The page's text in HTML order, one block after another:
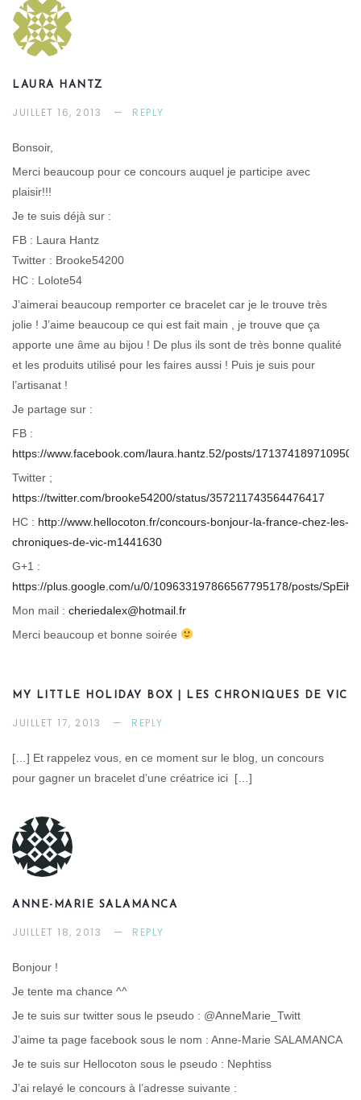
LAURA HANTZ
JUILLET 16, 2013 REPLY
Bonsoir,
Merci beaucoup pour ce concours auquel je participe avec
plaisir!!!
Je te suis déjà sur :
FB : Laura Hantz
Twitter : Brooke54200
HC : Lolote54
J’aimerai beaucoup remporter ce bracelet car je le trouve très
jolie ! J’aime beaucoup ce qui est fait main , je trouve que ça
apporte une âme au bijou ! De plus ils sont de très bonne qualité
et les produits utilisé pour les faires aussi ! Puis je suis pour
l’artisanat !
Je partage sur :
FB :
https://www.facebook.com/laura.hantz.52/posts/171374189710950
Twitter ;
https://twitter.com/brooke54200/status/357211743564476417
HC : http://www.hellocoton.fr/concours-bonjour-la-france-chez-les-
chroniques-de-vic-m1441630
G+1 :
https://plus.google.com/u/0/109633197866567795178/posts/
Mon mail : cheriedalex@hotmail.fr
Merci beaucoup et bonne soirée
MY LITTLE HOLIDAY BOX | LES CHRONIQUES DE VIC
JUILLET 17, 2013 REPLY
[…] Et rappelez vous, en ce moment sur le blog, un concours
pour gagner un bracelet d’une créatrice ici […]
ANNE-MARIE SALAMANCA
JUILLET 18, 2013 REPLY
Bonjour !
Je tente ma chance ^^
Je te suis sur twitter sous le pseudo : @AnneMarie_Twitt
J’aime ta page facebook sous le nom : Anne-Marie SALAMANCA
Je te suis sur Hellocoton sous le pseudo : Nephtiss
J’ai relayé le concours à l’adresse suivante :